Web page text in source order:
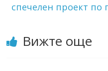
спечелен проект по
Вижте още